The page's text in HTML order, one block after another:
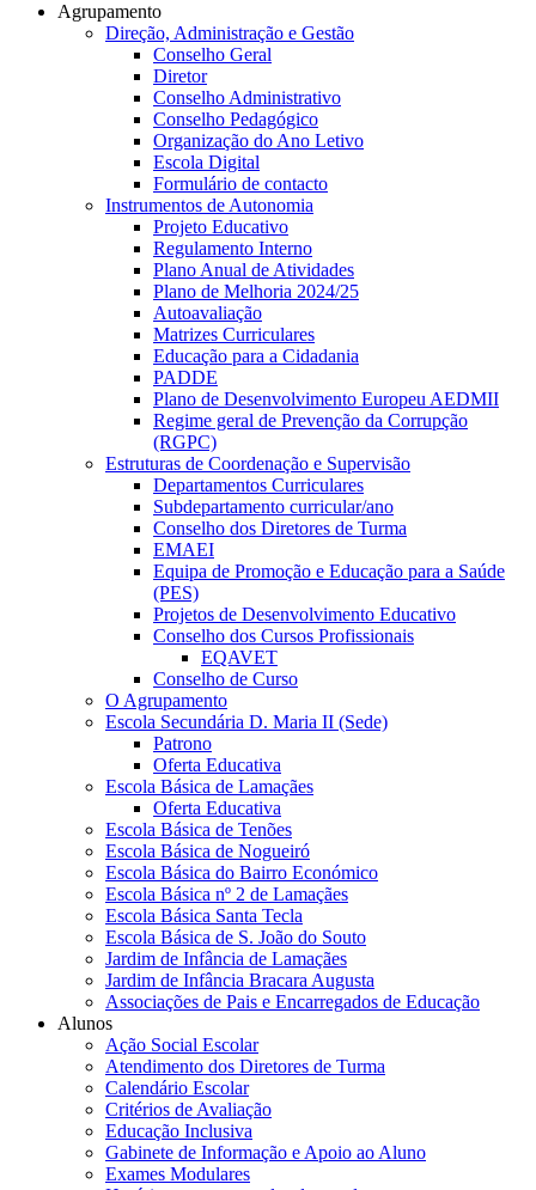
Agrupamento
Direção, Administração e Gestão
Conselho Geral
Diretor
Conselho Administrativo
Conselho Pedagógico
Organização do Ano Letivo
Escola Digital
Formulário de contacto
Instrumentos de Autonomia
Projeto Educativo
Regulamento Interno
Plano Anual de Atividades
Plano de Melhoria 2024/25
Autoavaliação
Matrizes Curriculares
Educação para a Cidadania
PADDE
Plano de Desenvolvimento Europeu AEDMII
Regime geral de Prevenção da Corrupção
(RGPC)
Estruturas de Coordenação e Supervisão
Departamentos Curriculares
Subdepartamento curricular/ano
Conselho dos Diretores de Turma
EMAEI
Equipa de Promoção e Educação para a Saúde
(PES)
Projetos de Desenvolvimento Educativo
Conselho dos Cursos Profissionais
EQAVET
Conselho de Curso
O Agrupamento
Escola Secundária D. Maria II (Sede)
Patrono
Oferta Educativa
Escola Básica de Lamaçães
Oferta Educativa
Escola Básica de Tenões
Escola Básica de Nogueiró
Escola Básica do Bairro Económico
Escola Básica nº 2 de Lamaçães
Escola Básica Santa Tecla
Escola Básica de S. João do Souto
Jardim de Infância de Lamaçães
Jardim de Infância Bracara Augusta
Associações de Pais e Encarregados de Educação
Alunos
Ação Social Escolar
Atendimento dos Diretores de Turma
Calendário Escolar
Critérios de Avaliação
Educação Inclusiva
Gabinete de Informação e Apoio ao Aluno
Exames Modulares